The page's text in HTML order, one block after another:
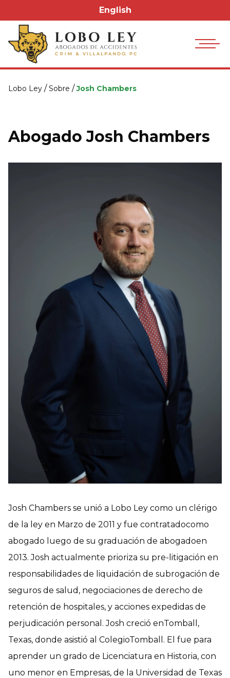
English
Lobo Ley / Sobre / Josh Chambers
Abogado Josh Chambers
Josh Chambers se unió a Lobo Ley como un clérigo
de la ley en Marzo de 2011 y fue contratadocomo
abogado luego de su graduación de abogadoen
2013. Josh actualmente prioriza su pre-litigación en
responsabilidades de liquidación de subrogación de
seguros de salud, negociaciones de derecho de
retención de hospitales, y acciones expedidas de
perjudicación personal. Josh creció enTomball,
Texas, donde asistió al ColegioTomball. El fue para
aprender un grado de Licenciatura en Historia, con
uno menor en Empresas, de la Universidad de Texas